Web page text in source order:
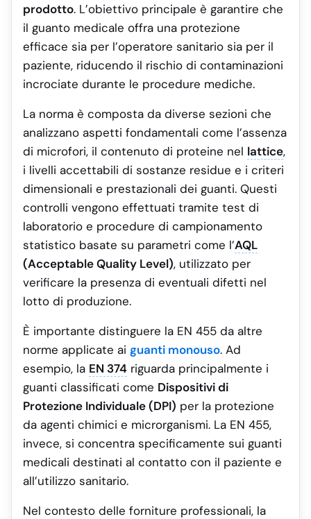
prodotto. L’obiettivo principale è garantire che
il guanto medicale offra una protezione
efficace sia per l’operatore sanitario sia per il
paziente, riducendo il rischio di contaminazioni
incrociate durante le procedure mediche.
La norma è composta da diverse sezioni che
analizzano aspetti fondamentali come l’assenza
di microfori, il contenuto di proteine nel lattice,
i livelli accettabili di sostanze residue e i criteri
dimensionali e prestazionali dei guanti. Questi
controlli vengono effettuati tramite test di
laboratorio e procedure di campionamento
statistico basate su parametri come l’AQL
(Acceptable Quality Level), utilizzato per
verificare la presenza di eventuali difetti nel
lotto di produzione.
È importante distinguere la EN 455 da altre
norme applicate ai guanti monouso. Ad
esempio, la EN 374 riguarda principalmente i
guanti classificati come Dispositivi di
Protezione Individuale (DPI) per la protezione
da agenti chimici e microrganismi. La EN 455,
invece, si concentra specificamente sui guanti
medicali destinati al contatto con il paziente e
all’utilizzo sanitario.
Nel contesto delle forniture professionali, la